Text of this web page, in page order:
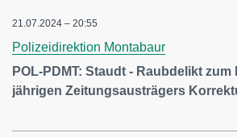
21.07.2024 – 20:55
Polizeidirektion Montabaur
POL-PDMT: Staudt - Raubdelikt
jährigen Zeitungsausträgers